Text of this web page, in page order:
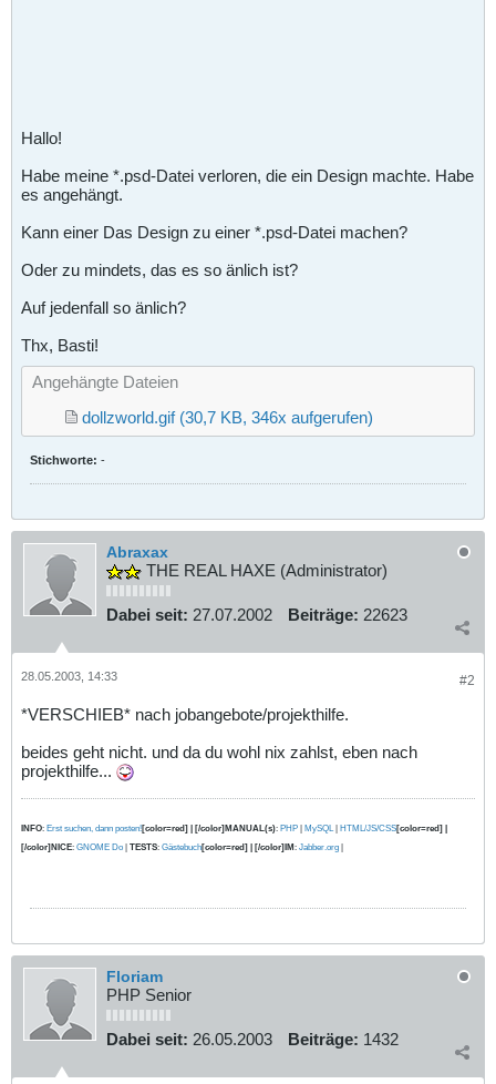
Hallo!
Habe meine *.psd-Datei verloren, die ein Design machte. Habe
es angehängt.
Kann einer Das Design zu einer *.psd-Datei machen?
Oder zu mindets, das es so änlich ist?
Auf jedenfall so änlich?
Thx, Basti!
Angehängte Dateien
dollzworld.gif (30,7 KB, 346x aufgerufen)
Stichworte: -
Abraxax
THE REAL HAXE (Administrator)
Dabei seit: 27.07.2002 Beiträge: 22623
#2
28.05.2003, 14:33
*VERSCHIEB* nach jobangebote/projekthilfe.
beides geht nicht. und da du wohl nix zahlst, eben nach
projekthilfe...
INFO: Erst suchen, dann posten![color=red] | [/color]MANUAL(s): PHP | MySQL | HTML/JS/CSS[color=red] |
[/color]NICE: GNOME Do | TESTS: Gästebuch[color=red] | [/color]IM: Jabber.org |
Floriam
PHP Senior
Dabei seit: 26.05.2003 Beiträge: 1432